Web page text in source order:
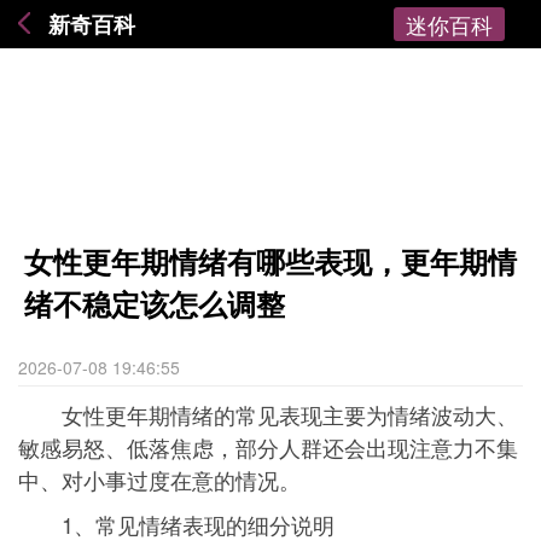
新奇百科 迷你百科
女性更年期情绪有哪些表现，更年期情
绪不稳定该怎么调整
2026-07-08 19:46:55
女性更年期情绪的常见表现主要为情绪波动大、
敏感易怒、低落焦虑，部分人群还会出现注意力不集
中、对小事过度在意的情况。
1、常见情绪表现的细分说明